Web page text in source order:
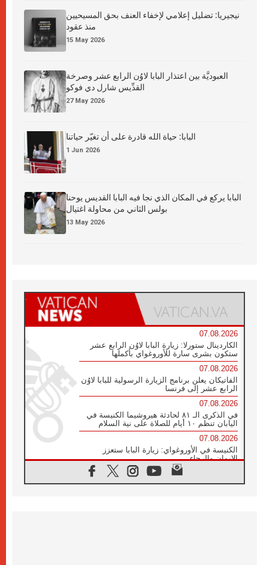
نيجيريا: تضليل إعلامي لإخفاء العنف بحق المسيحيين
منذ عقود
15 May 2026
العبوديَّة بين اعتذار البابا لاوُن الرابع عشر وصرخة
القدِّيس شارل دي فوكو
27 May 2026
البابا: حياة الله قادرة على أن تغيّر حياتنا
1 Jun 2026
البابا يركع في المكان الذي نجا فيه البابا القديس يوحنا
بولس الثاني من محاولة اغتيال
13 May 2026
07.08.2026
الكاردينال ستورلا: زيارة البابا لاوُن الرابع عشر
ستكون بشرى سارة للأوروغواي بأكملها
07.08.2026
الفاتيكان يعلن برنامج الزيارة الرسولية للبابا لاوُن
الرابع عشر إلى فرنسا
07.08.2026
في الذكرى الـ ٨١ لحادثة هيروشيما الكنيسة في
اليابان تنظم ١٠ أيام للصلاة على نية السلام
07.08.2026
الكنيسة في الأوروغواي: زيارة البابا ستعزز
الإيمان والرجاء
الاجتماع الشهري للمطارنة الموارنة